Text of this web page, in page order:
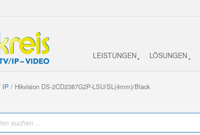
LEISTUNGEN LÖSUNGEN
IP / Hikvision DS-2CD2387G2P-LSU/SL(4mm)/Black